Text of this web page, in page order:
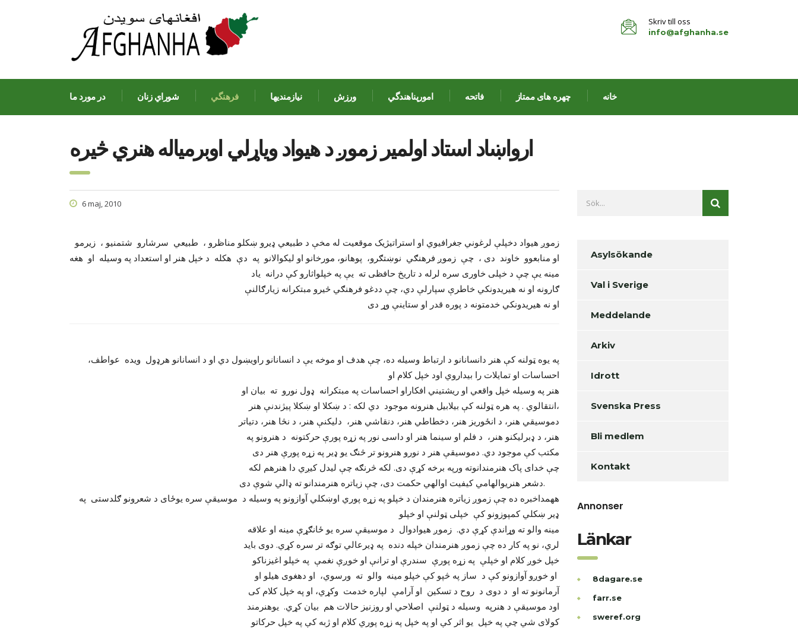
Skriv till oss
info@afghanha.se
در مورد ما شوراي زنان فرهنگي نيازمنديها ورزش امورپناهندگي فاتحه چهره های ممتاز خانه
ارواښاد استاد اولمیر زموږ د هیواد ویاړلي اوبرمیاله هنري څیره
6 maj, 2010
زموږ هیواد دخپلې لرغوني جغرافیوي او استراتیژیک موقعیت له مخې د طبیعي ډیرو ښکلو مناظرو ، طبیعي سرشارو شتمنیو ، زیرمو
او منابعوو خاوند دی ، چې زموږ فرهنګي نوښتګرو، پوهانو، مورخانو او لیکوالانو په دې هکله د خپل هنر او استعداد په وسیله او هغه
مینه یې چې د خپلی خاوری سره لرله د تاریخ حافظی ته یې په خپلواثارو کې درانه یاد
ګارونه او نه هیریدونکي خاطرې سپارلې دي، چې ددغو فرهنګي څیرو مبتکرانه زیارګالنې
او نه هیریدونکي خدمتونه د پوره قدر او ستاینې وړ دی
په یوه ټولنه کې هنر دانسانانو د ارتباط وسیله ده، چې هدف او موخه یې د انسانانو راویښول دي او د انسانانو هرډول ویده عواطف،
احساسات او تمایلات را بیداروي اود خپل کلام او
هنر په وسیله خپل واقعي او ریشتیني افکاراو احساسات په مبتکرانه ډول نورو ته بیان او
انتقالوي . په هره ټولنه کې بیلابیل هنرونه موجود دي لکه : د ښکلا او ښکلا پیژندنې هنر،
دموسیقي هنر، د انځوریز هنر، دخطاطي هنر، دنقاشي هنر، دلیکنې هنر، د نڅا هنر، دتیاتر
هنر، د ډبرلیکنو هنر، د فلم او سینما هنر او داسی نور په زړه پورې حرکتونه د هنرونو په
مکتب کې موجود دي. دموسیقې هنر د نورو هنرونو تر څنګ یو ډیر په زړه پورې هنر دی
چې خدای پاک هنرمندانوته ورپه برخه کړې دی. لکه څرنګه چې لیدل کیږي دا هنرهم لکه
دشعر هنریوالهامي کیفیت اوالهي حکمت دی، چې زیاتره هنرمندانو ته ډالي شوې دی.
ههمداخبره ده چې زموږ زیاتره هنرمندان د خپلو په زړه پوري اوښکلي آوازونو په وسیله د موسیقې سره یوځای د شعرونو ګلدستی په
ډیر ښکلي کمپوزونو کې خپلی ټولنې او خپلو
مینه والو ته وړاندې کړې دي. زموږ هیوادوال د موسیقې سره یو ځانګړې مینه او علاقه
لري، نو په کار ده چې زموږ هنرمندان خپله دنده په ډیرعالي توګه تر سره کړي. دوی باید
خپل خوږ کلام او خپلې په زړه پورې سندرې او ترانې او خوږې نغمې په خپلو اغیزناکو
آرمانونو ته او د دوی د روح د تسکین او آرامې لپاره خدمت وکړي، او په خپل کلام کی
اود موسیقې د هنرپه وسیله د ټولنې اصلاحي او روزنیز حالات هم بیان کړي. یوهنرمند
کولای شي چې په خپل یو اثر کې او په خپل په زړه پوري کلام او ژبه کې په خپل حرکاتو
Asylsökande
Val i Sverige
Meddelande
Arkiv
Idrott
Svenska Press
Bli medlem
Kontakt
Annonser
Länkar
8dagare.se
farr.se
sweref.org